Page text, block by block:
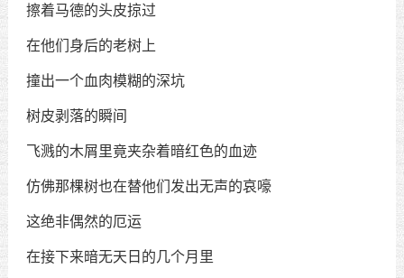
擦着马德的头皮掠过
在他们身后的老树上
撞出一个血肉模糊的深坑
树皮剥落的瞬间
飞溅的木屑里竟夹杂着暗红色的血迹
仿佛那棵树也在替他们发出无声的哀嚎
这绝非偶然的厄运
在接下来暗无天日的几个月里